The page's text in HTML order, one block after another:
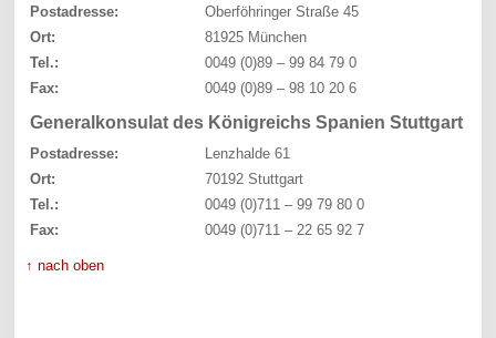
Postadresse:
Oberföhringer Straße 45
Ort:
81925 München
Tel.:
0049 (0)89 – 99 84 79 0
Fax:
0049 (0)89 – 98 10 20 6
Generalkonsulat des Königreichs Spanien Stuttgart
Postadresse:
Lenzhalde 61
Ort:
70192 Stuttgart
Tel.:
0049 (0)711 – 99 79 80 0
Fax:
0049 (0)711 – 22 65 92 7
↑ nach oben